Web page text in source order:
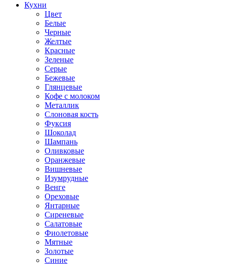
Кухни
Цвет
Белые
Черные
Желтые
Красные
Зеленые
Серые
Бежевые
Глянцевые
Кофе с молоком
Металлик
Слоновая кость
Фуксия
Шоколад
Шампань
Оливковые
Оранжевые
Вишневые
Изумрудные
Венге
Ореховые
Янтарные
Сиреневые
Салатовые
Фиолетовые
Мятные
Золотые
Синие